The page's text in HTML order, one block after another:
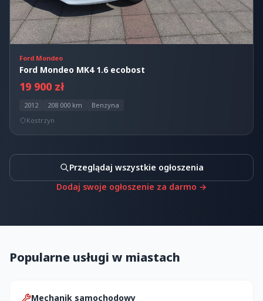
Ford Mondeo
Ford Mondeo MK4 1.6 ecobost
19 900 zł
2012 208 000 km
Benzyna
Kostrzyn
Przeglądaj wszystkie ogłoszenia
Dodaj swoje ogłoszenie za darmo →
Popularne usługi w miastach
Mechanik samochodowy